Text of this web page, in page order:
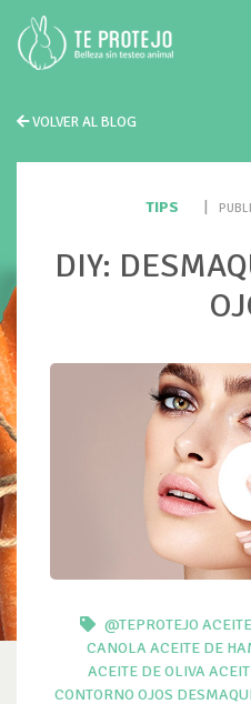
VOLVER AL BLOG
TIPS
DIY:
@TEPROTEJO
CANOLA ACEITE DE
ACEITE DE OLIVA
CONTORNO OJOS